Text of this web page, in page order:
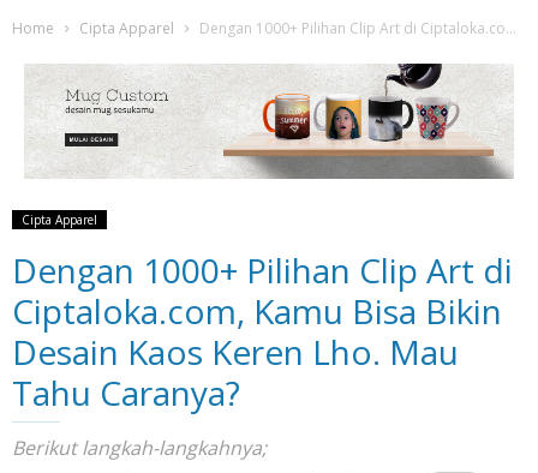
Home Cipta Apparel Dengan 1000+ Pilihan Clip Art di Ciptaloka.com, Kamu Bisa Bikin Desain Kaos...
Cipta Apparel
Dengan 1000+ Pilihan Clip Art di
Ciptaloka.com, Kamu Bisa Bikin
Desain Kaos Keren Lho. Mau
Tahu Caranya?
Berikut langkah-langkahnya;